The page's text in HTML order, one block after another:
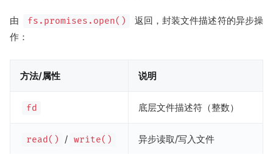
由 fs.promises.open()
返回，封装文件描述符的异步操
作：
方法/属性 说明
fd 底层文件描述符（整数）
read() / write() 异步读取/写入文件